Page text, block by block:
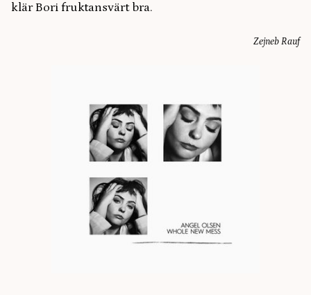
klär Bori fruktansvärt bra.
Zejneb Rauf